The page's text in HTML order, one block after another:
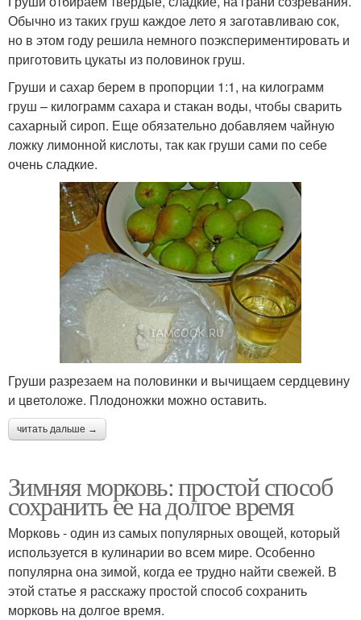
Обычно из таких груш каждое лето я заготавливаю сок,
но в этом году решила немного поэкспериментировать и
приготовить цукаты из половинок груш.
Груши и сахар берем в пропорции 1:1, на килограмм
груш – килограмм сахара и стакан воды, чтобы сварить
сахарный сироп. Еще обязательно добавляем чайную
ложку лимонной кислоты, так как груши сами по себе
очень сладкие.
Груши разрезаем на половинки и вычищаем сердцевину
и цветоложе. Плодоножки можно оставить.
читать дальше →
Зимняя морковь: простой способ
сохранить ее на долгое время
Морковь - один из самых популярных овощей, который
используется в кулинарии во всем мире. Особенно
популярна она зимой, когда ее трудно найти свежей. В
этой статье я расскажу простой способ сохранить
морковь на долгое время.